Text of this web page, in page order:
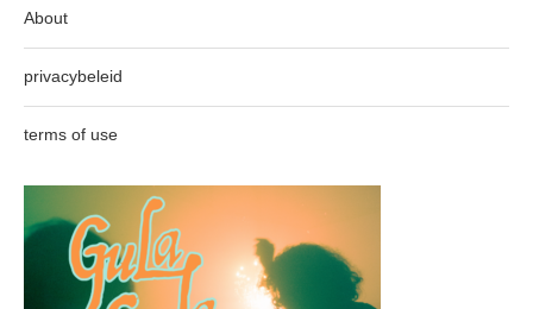
About
privacybeleid
terms of use